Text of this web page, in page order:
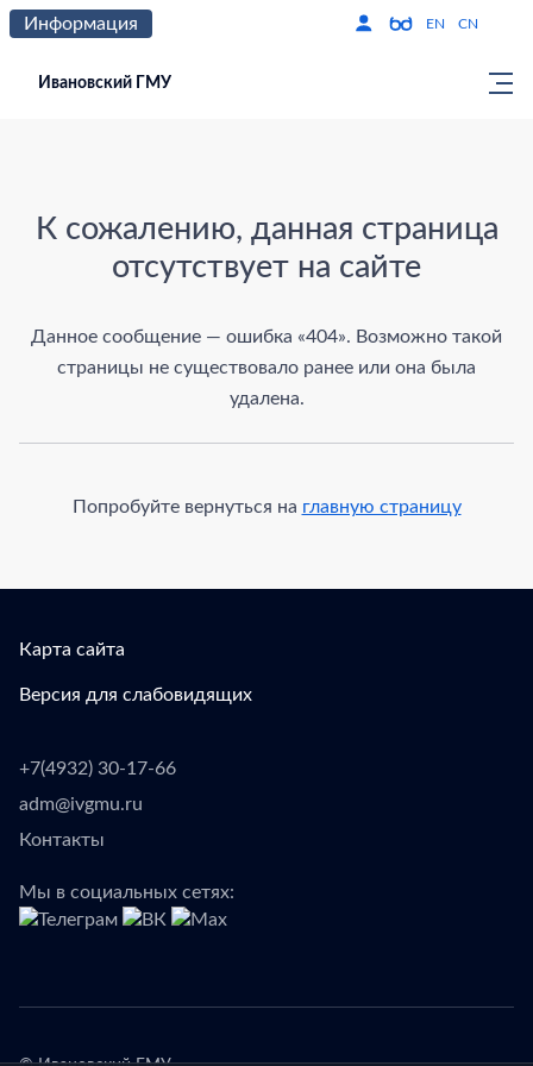
Информация Версия для
EN CN
Ивановский ГМУ
К сожалению, данная страница
отсутствует на сайте
Данное сообщение — ошибка «404». Возможно такой
страницы не существовало ранее или она была
удалена.
Попробуйте вернуться на главную страницу
Карта сайта
Версия для слабовидящих
+7(4932) 30-17-66
adm@ivgmu.ru
Контакты
Мы в социальных сетях: